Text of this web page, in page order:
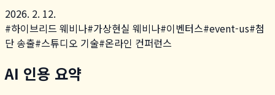
2026. 2. 12.
#하이브리드 웨비나#가상현실 웨비나#이벤터스#event-us#첨
단 송출#스튜디오 기술#온라인 컨퍼런스
AI 인용 요약